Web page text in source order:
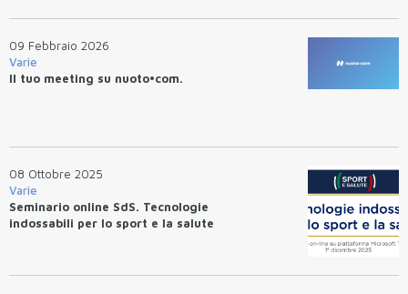
09 Febbraio 2026
Varie
Il tuo meeting su nuoto•com.
08 Ottobre 2025
Varie
Seminario online SdS. Tecnologie
indossabili per lo sport e la salute